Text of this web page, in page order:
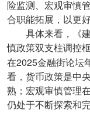
险监测、宏观审慎
合职能拓展，以更
具体来看，《
慎政策双支柱调控
在2025金融街论坛
看，货币政策是中
熟；宏观审慎管理
仍处于不断探索和